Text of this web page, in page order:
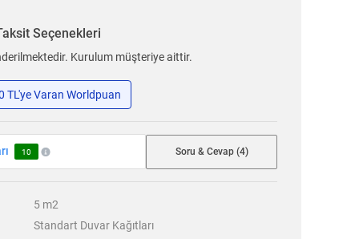
Seçenekleri
Kurulum müşteriye aittir.
TL'ye Varan Worldpuan
10 Soru & Cevap (4)
5 m2
Standart Duvar Kağıtları